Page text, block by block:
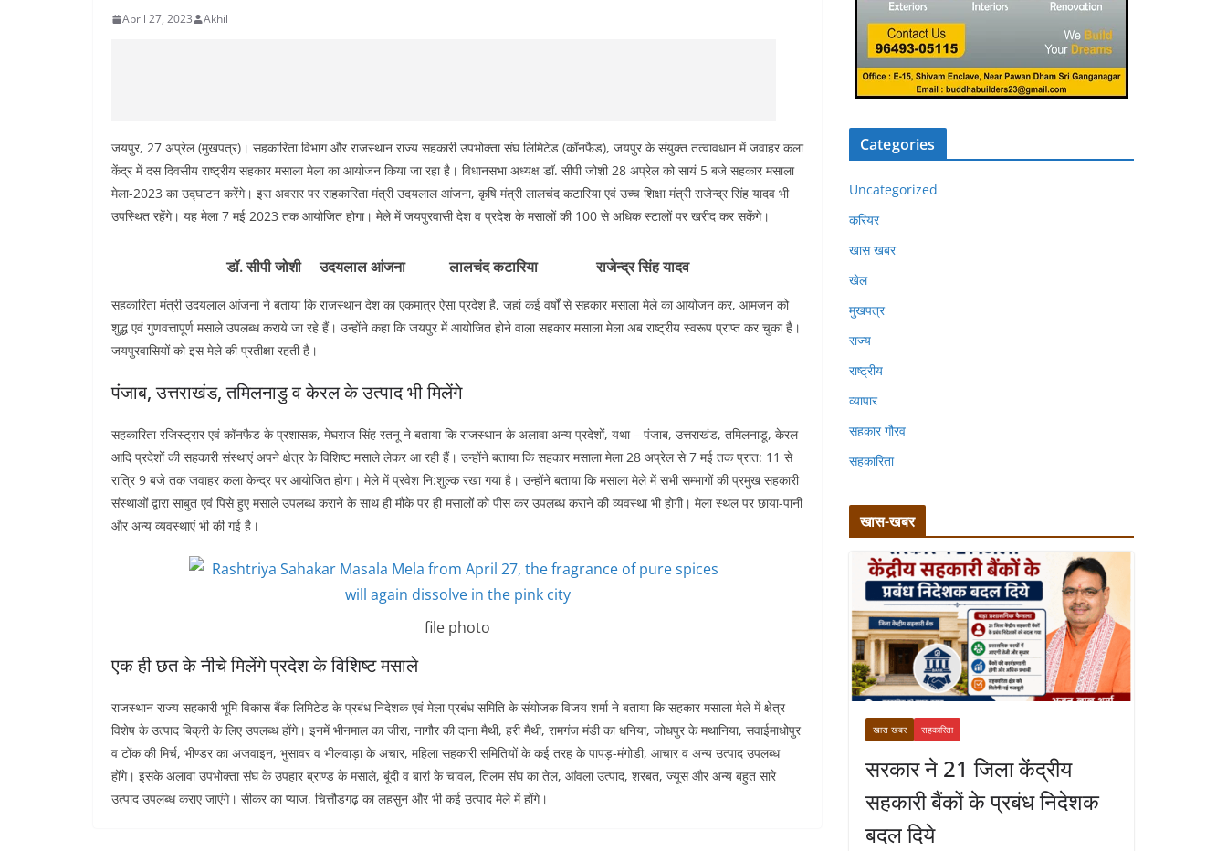
April 27, 2023 Akhil
जयपुर, 27 अप्रेल (मुखपत्र)। सहकारिता विभाग और राजस्थान राज्य सहकारी उपभोक्ता संघ लिमिटेड (कॉनफैड), जयपुर के संयुक्त तत्वावधान में जवाहर कला
केंद्र में दस दिवसीय राष्ट्रीय सहकार मसाला मेला का आयोजन किया जा रहा है। विधानसभा अध्यक्ष डॉ. सीपी जोशी 28 अप्रेल को सायं 5 बजे सहकार मसाला
मेला-2023 का उद्घाटन करेंगे। इस अवसर पर सहकारिता मंत्री उदयलाल आंजना, कृषि मंत्री लालचंद कटारिया एवं उच्च शिक्षा मंत्री राजेन्द्र सिंह यादव भी
उपस्थित रहेंगे। यह मेला 7 मई 2023 तक आयोजित होगा। मेले में जयपुरवासी देश व प्रदेश के मसालों की 100 से अधिक स्टालों पर खरीद कर सकेंगे।
डॉ. सीपी जोशी उदयलाल आंजना लालचंद कटारिया राजेन्द्र सिंह यादव
सहकारिता मंत्री उदयलाल आंजना ने बताया कि राजस्थान देश का एकमात्र ऐसा प्रदेश है, जहां कई वर्षों से सहकार मसाला मेले का आयोजन कर, आमजन को
शुद्ध एवं गुणवत्तापूर्ण मसाले उपलब्ध कराये जा रहे हैं। उन्होंने कहा कि जयपुर में आयोजित होने वाला सहकार मसाला मेला अब राष्ट्रीय स्वरूप प्राप्त कर चुका है।
जयपुरवासियों को इस मेले की प्रतीक्षा रहती है।
पंजाब, उत्तराखंड, तमिलनाडु व केरल के उत्पाद भी मिलेंगे
सहकारिता रजिस्ट्रार एवं कॉनफैड के प्रशासक, मेघराज सिंह रतनू ने बताया कि राजस्थान के अलावा अन्य प्रदेशों, यथा – पंजाब, उत्तराखंड, तमिलनाडू, केरल
आदि प्रदेशों की सहकारी संस्थाएं अपने क्षेत्र के विशिष्ट मसाले लेकर आ रही हैं। उन्होंने बताया कि सहकार मसाला मेला 28 अप्रेल से 7 मई तक प्रात: 11 से
रात्रि 9 बजे तक जवाहर कला केन्द्र पर आयोजित होगा। मेले में प्रवेश नि:शुल्क रखा गया है। उन्होंने बताया कि मसाला मेले में सभी सम्भागों की प्रमुख सहकारी
संस्थाओं द्वारा साबुत एवं पिसे हुए मसाले उपलब्ध कराने के साथ ही मौके पर ही मसालों को पीस कर उपलब्ध कराने की व्यवस्था भी होगी। मेला स्थल पर छाया-पानी
और अन्य व्यवस्थाएं भी की गई है।
file photo
एक ही छत के नीचे मिलेंगे प्रदेश के विशिष्ट मसाले
राजस्थान राज्य सहकारी भूमि विकास बैंक लिमिटेड के प्रबंध निदेशक एवं मेला प्रबंध समिति के संयोजक विजय शर्मा ने बताया कि सहकार मसाला मेले में क्षेत्र
विशेष के उत्पाद बिक्री के लिए उपलब्ध होंगे। इनमें भीनमाल का जीरा, नागौर की दाना मैथी, हरी मैथी, रामगंज मंडी का धनिया, जोधपुर के मथानिया, सवाईमाधोपुर
व टोंक की मिर्च, भीण्डर का अजवाइन, भुसावर व भीलवाड़ा के अचार, महिला सहकारी समितियों के कई तरह के पापड़-मंगोडी, आचार व अन्य उत्पाद उपलब्ध
होंगे। इसके अलावा उपभोक्ता संघ के उपहार ब्राण्ड के मसाले, बूंदी व बारां के चावल, तिलम संघ का तेल, आंवला उत्पाद, शरबत, ज्यूस और अन्य बहुत सारे
उत्पाद उपलब्ध कराए जाएंगे। सीकर का प्याज, चित्तौडगढ़ का लहसुन और भी कई उत्पाद मेले में होंगे।
Categories
Uncategorized
करियर
खास खबर
खेल
मुखपत्र
राज्य
राष्ट्रीय
व्यापार
सहकार गौरव
सहकारिता
खास-खबर
खास खबर सहकारिता
सरकार ने 21 जिला केंद्रीय
सहकारी बैंकों के प्रबंध निदेशक
बदल दिये